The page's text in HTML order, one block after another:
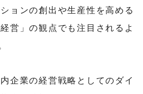
ョンの創出や生産性を高める
営」の観点でも注目されるよ
企業の経営戦略としてのダイ